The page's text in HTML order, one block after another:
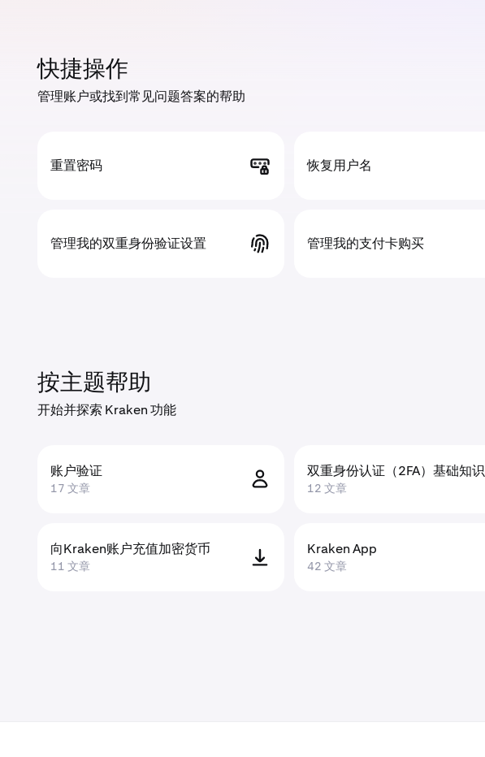
快捷操作
管理账户或找到常见问题答案的帮助
重置密码 恢复用户名
管理我的双重身份验证设置 管理我的支付卡购买
按主题帮助
开始并探索 Kraken 功能
账户验证
17 文章
双重身份认证（2FA）基础知识
12 文章
向Kraken账户充值加密货币
11 文章
Kraken App
42 文章